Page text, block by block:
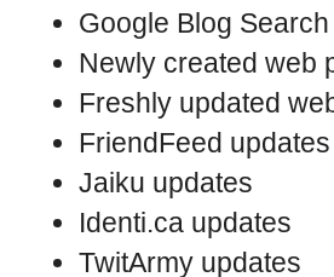
Google Blog
Newly created web
Freshly updated
FriendFeed updates
Jaiku updates
Identi.ca updates
TwitArmy updates